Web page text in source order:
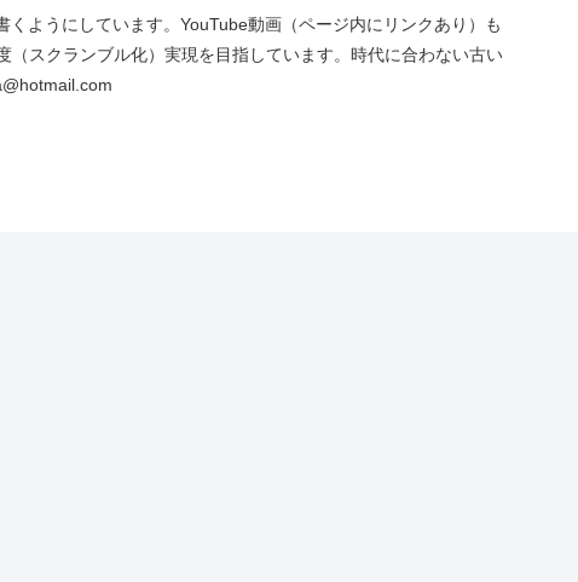
ようにしています。YouTube動画（ページ内にリンクあり）も
スクランブル化）実現を目指しています。時代に合わない古い